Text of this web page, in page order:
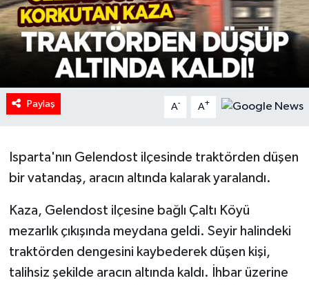
Paylaş A- A+
Isparta'nın Gelendost ilçesinde traktörden düşen
bir vatandaş, aracın altında kalarak yaralandı.
Kaza, Gelendost ilçesine bağlı Çaltı Köyü
mezarlık çıkışında meydana geldi. Seyir halindeki
traktörden dengesini kaybederek düşen kişi,
talihsiz şekilde aracın altında kaldı. İhbar üzerine
KÜLTÜR SANAT
MAGAZİN
Oyun
POLİTİKA
RESMİ İLANLAR
SAĞLIK
Tarihi Yapılarımız